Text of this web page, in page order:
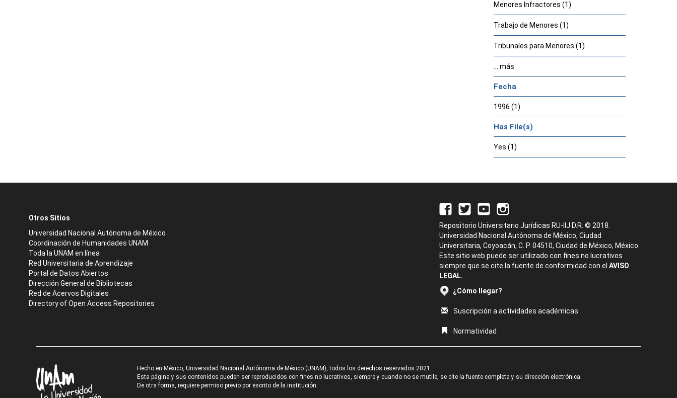
Menores Infractores (1)
Trabajo de Menores (1)
Tribunales para Menores (1)
... más
Fecha
1996 (1)
Has File(s)
Yes (1)
Otros Sitios
Universidad Nacional Autónoma de México
Coordinación de Humanidades UNAM
Toda la UNAM en línea
Red Universitaria de Aprendizaje
Portal de Datos Abiertos
Dirección General de Bibliotecas
Red de Acervos Digitales
Directory of Open Access Repositories
Repositorio Universitario Jurídicas RU-IIJ D.R. © 2018.
Universidad Nacional Autónoma de México, Ciudad
Universitaria, Coyoacán, C. P. 04510, Ciudad de México, México.
Este sitio web puede ser utilizado con fines no lucrativos
siempre que se cite la fuente de conformidad con el AVISO
LEGAL.
¿Cómo llegar?
Suscripción a actividades académicas
Normatividad
Hecho en México, Universidad Nacional Autónoma de México (UNAM), todos los derechos reservados 2021.
Esta página y sus contenidos pueden ser reproducidos con fines no lucrativos, siempre y cuando no se mutile, se cite la fuente completa y su dirección electrónica.
De otra forma, requiere permiso previo por escrito de la institución.